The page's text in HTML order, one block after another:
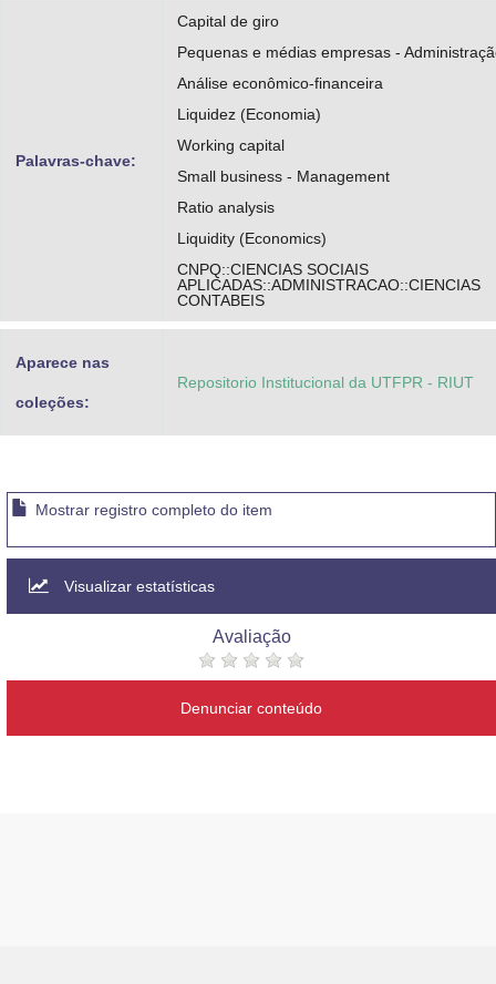
Palavras-chave:
Capital de giro
Pequenas e médias empresas -
Análise econômico-financeira
Liquidez (Economia)
Working capital
Small business - Management
Ratio analysis
Liquidity (Economics)
CNPQ::CIENCIAS SOCIAIS
APLICADAS::ADMINISTRACAO::CIENCIAS
CONTABEIS
Aparece nas
coleções:
Repositorio Institucional da UTFPR - RIUT
Mostrar registro completo do item
Visualizar estatísticas
Avaliação
Denunciar conteúdo